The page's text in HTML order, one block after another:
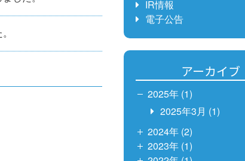
IR情報
電子公告
アーカイブ
2025年 (1)
2025年3月 (1)
2024年 (2)
2023年 (1)